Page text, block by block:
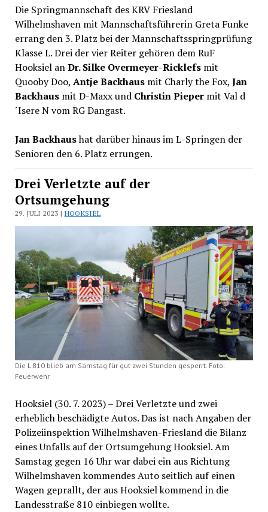
Die Springmannschaft des KRV Friesland
Wilhelmshaven mit Mannschaftsführerin Greta Funke
errang den 3. Platz bei der Mannschaftsspringprüfung
Klasse L. Drei der vier Reiter gehören dem RuF
Hooksiel anDr. Silke Overmeyer-Ricklefs mit
Quooby Doo, Antje Backhaus mit Charly the Fox, Jan
Backhaus mit D-Maxx und Christin Pieper mit Val d
´Isere N vom RG Dangast.
Jan Backhaushat darüber hinaus im L-Springen der
Senioren den 6. Platz errungen.
Drei Verletzte auf der
Ortsumgehung
29. JULI 2023 | HOOKSIEL
Die L 810 blieb am Samstag für gut zwei Stunden gesperrt. Foto:
Feuerwehr
Hooksiel (30. 7. 2023) – Drei Verletzte und zwei
erheblich beschädigte Autos. Das ist nach Angaben der
Polizeiinspektion Wilhelmshaven-Friesland die Bilanz
eines Unfalls auf der Ortsumgehung Hooksiel. Am
Samstag gegen 16 Uhr war dabei ein aus Richtung
Wilhelmshaven kommendes Auto seitlich auf einen
Wagen geprallt, der aus Hooksiel kommend in die
Landesstraße 810 einbiegen wollte.